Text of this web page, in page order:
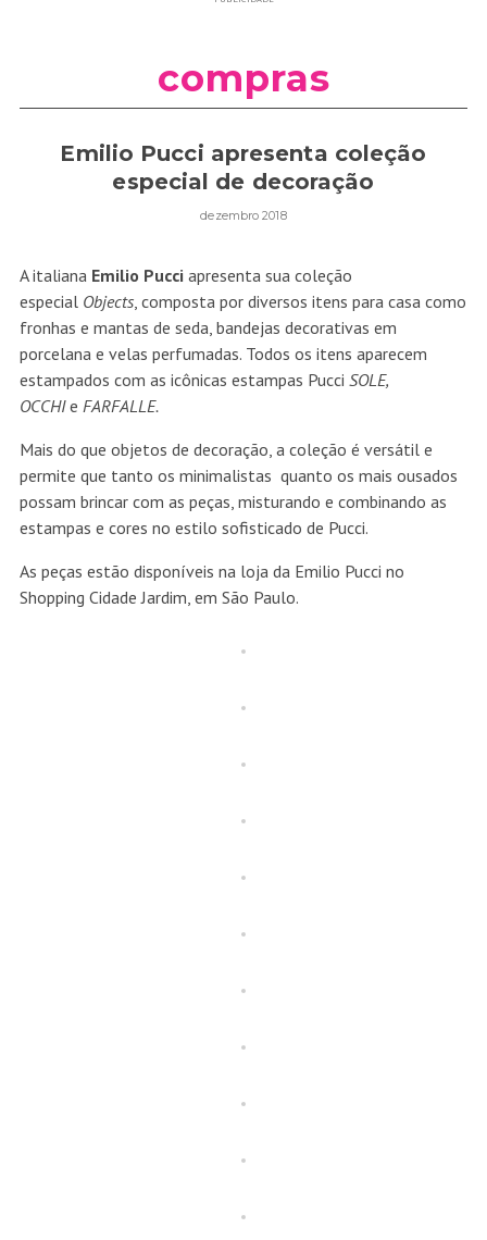
compras
Emilio Pucci apresenta coleção
especial de decoração
dezembro 2018
A italiana Emilio Pucciapresenta sua coleção
especial Objects, composta por diversos itens para casa como
fronhas e mantas de seda, bandejas decorativas em
porcelana e velas perfumadas. Todos os itens aparecem
estampados com as icônicas estampas Pucci SOLE,
OCCHIe FARFALLE.
Mais do que objetos de decoração, a coleção é versátil e
permite que tanto os minimalistas quanto os mais ousados
possam brincar com as peças, misturando e combinando as
estampas e cores no estilo sofisticado de Pucci.
As peças estão disponíveis na loja da Emilio Pucci no
Shopping Cidade Jardim, em São Paulo.